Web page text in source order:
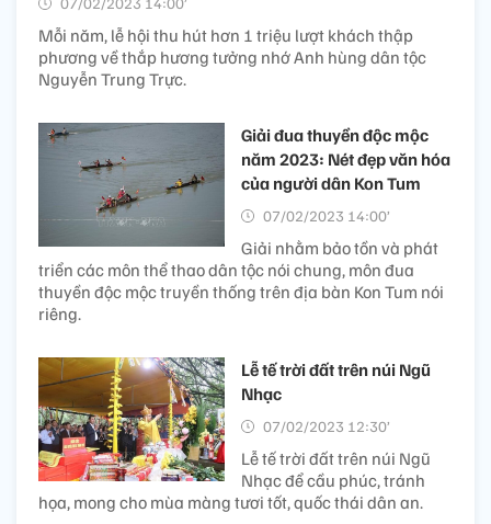
Mỗi năm, lễ hội thu hút hơn 1 triệu lượt khách thập
phương về thắp hương tưởng nhớ Anh hùng dân tộc
Nguyễn Trung Trực.
Giải đua thuyền độc mộc
năm 2023: Nét đẹp văn hóa
của người dân Kon Tum
07/02/2023 14:00’
Giải nhằm bảo tồn và phát
triển các môn thể thao dân tộc nói chung, môn đua
thuyền độc mộc truyền thống trên địa bàn Kon Tum nói
riêng.
Lễ tế trời đất trên núi Ngũ
Nhạc
07/02/2023 12:30’
Lễ tế trời đất trên núi Ngũ
Nhạc để cầu phúc, tránh
họa, mong cho mùa màng tươi tốt, quốc thái dân an.